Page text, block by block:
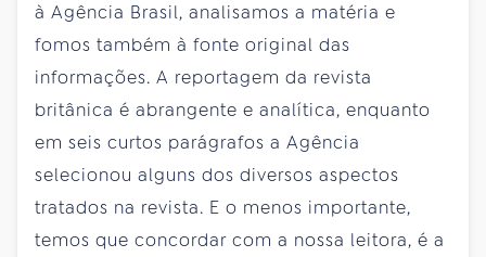
à Agência Brasil, analisamos a matéria e
fomos também à fonte original das
informações. A reportagem da revista
britânica é abrangente e analítica, enquanto
em seis curtos parágrafos a Agência
selecionou alguns dos diversos aspectos
tratados na revista. E o menos importante,
temos que concordar com a nossa leitora, é a